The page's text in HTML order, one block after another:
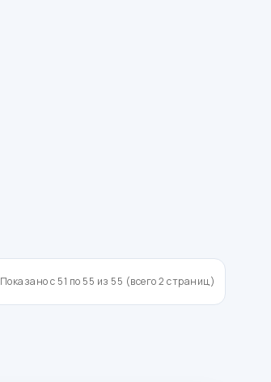
Показано с 51 по 55 из 55 (всего 2 страниц)